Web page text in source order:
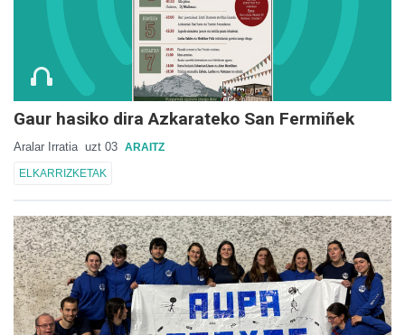
Gaur hasiko dira Azkarateko San Fermiñek
Aralar Irratia uzt 03 ARAITZ
ELKARRIZKETAK